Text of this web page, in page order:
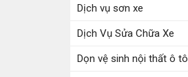
Dịch vụ sơn xe
Dịch Vụ Sửa Chữa Xe
Dọn vệ sinh nội thất ô tô